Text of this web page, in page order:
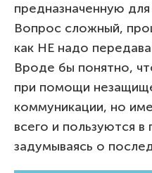
предназначенную
Вопрос сложный,
как НЕ надо
Вроде бы понятно,
при помощи
коммуникации, но
всего и пользуются
задумываясь о